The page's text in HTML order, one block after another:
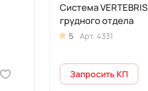
Система
грудного отдела
5 Арт. 4331
Запросить КП